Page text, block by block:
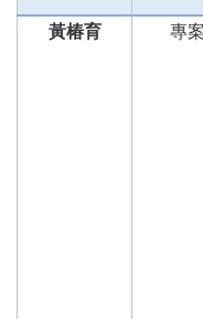
黃椿育 專